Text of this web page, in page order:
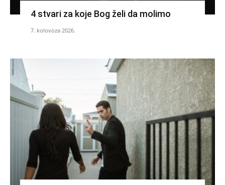
4 stvari za koje Bog želi da molimo
7. kolovoza 2026.